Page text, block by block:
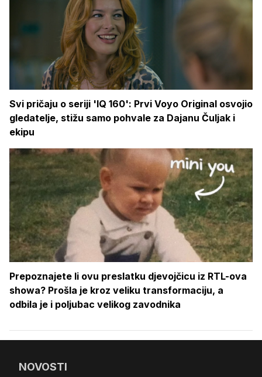
Svi pričaju o seriji 'IQ 160': Prvi Voyo Original osvojio
gledatelje, stižu samo pohvale za Dajanu Čuljak i
ekipu
Prepoznajete li ovu preslatku djevojčicu iz RTL-ova
showa? Prošla je kroz veliku transformaciju, a
odbila je i poljubac velikog zavodnika
NOVOSTI